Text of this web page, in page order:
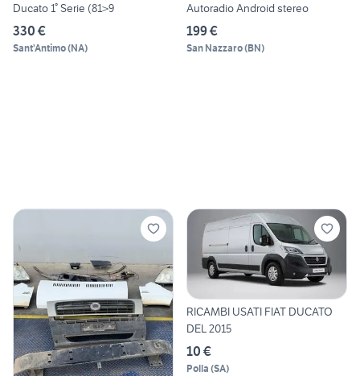
Ducato 1° Serie (81>9
330 €
Sant'Antimo(NA)
Autoradio Android stereo
199 €
San Nazzaro(BN)
RICAMBI USATI FIAT DUCATO
DEL 2015
10 €
Polla (SA)